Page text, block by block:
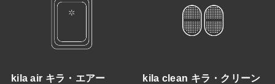
kila air キラ・エアー kila clean キラ・クリーン